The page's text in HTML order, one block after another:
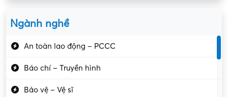
Ngành nghề
An toàn lao động – PCCC
Báo chí – Truyền hình
Bảo vệ – Vệ sĩ